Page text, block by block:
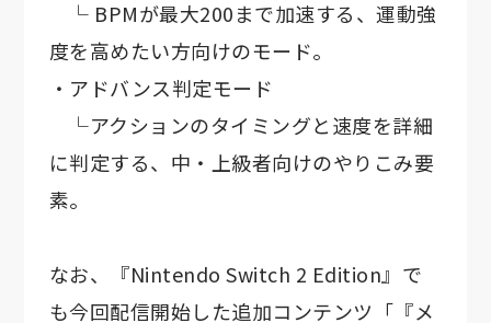
└ BPMが最大200まで加速する、運動強
度を高めたい方向けのモード。
・アドバンス判定モード
└アクションのタイミングと速度を詳細
に判定する、中・上級者向けのやりこみ要
素。
なお、『Nintendo Switch 2 Edition』で
も今回配信開始した追加コンテンツ「『メ